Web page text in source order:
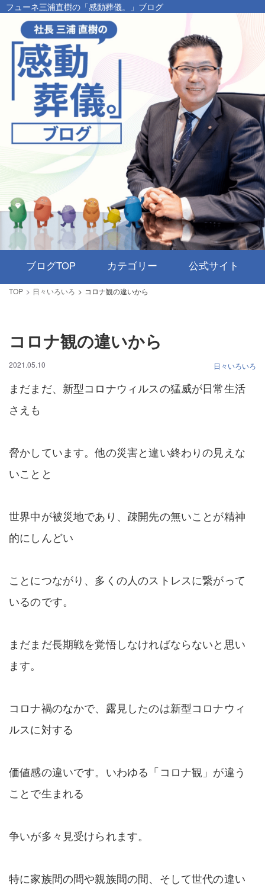
フューネ三浦直樹の「感動葬儀。」ブログ
ブログTOP カテゴリー 公式サイト
TOP 日々いろいろ コロナ観の違いから
コロナ観の違いから
2021.05.10 日々いろいろ
まだまだ、新型コロナウィルスの猛威が日常生活
さえも
脅かしています。他の災害と違い終わりの見えな
いことと
世界中が被災地であり、疎開先の無いことが精神
的にしんどい
ことにつながり、多くの人のストレスに繋がって
いるのです。
まだまだ長期戦を覚悟しなければならないと思い
ます。
コロナ禍のなかで、露見したのは新型コロナウィ
ルスに対する
価値感の違いです。いわゆる「コロナ観」が違う
ことで生まれる
争いが多々見受けられます。
特に家族間の間や親族間の間、そして世代の違い